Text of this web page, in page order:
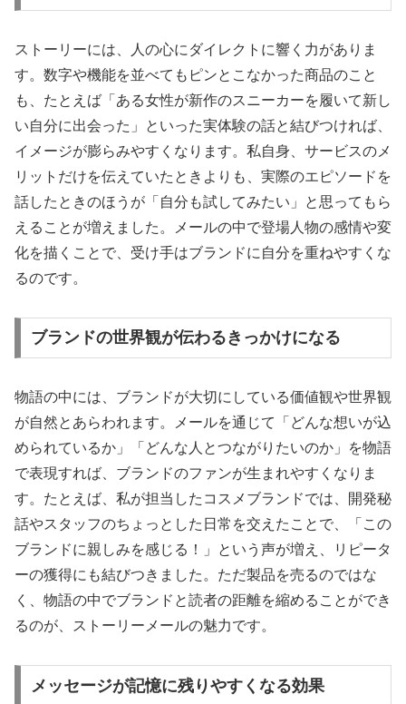
ストーリーには、人の心にダイレクトに響く力がありま
す。数字や機能を並べてもピンとこなかった商品のこと
も、たとえば「ある女性が新作のスニーカーを履いて新し
い自分に出会った」といった実体験の話と結びつければ、
イメージが膨らみやすくなります。私自身、サービスのメ
リットだけを伝えていたときよりも、実際のエピソードを
話したときのほうが「自分も試してみたい」と思ってもら
えることが増えました。メールの中で登場人物の感情や変
化を描くことで、受け手はブランドに自分を重ねやすくな
るのです。
ブランドの世界観が伝わるきっかけになる
物語の中には、ブランドが大切にしている価値観や世界観
が自然とあらわれます。メールを通じて「どんな想いが込
められているか」「どんな人とつながりたいのか」を物語
で表現すれば、ブランドのファンが生まれやすくなりま
す。たとえば、私が担当したコスメブランドでは、開発秘
話やスタッフのちょっとした日常を交えたことで、「この
ブランドに親しみを感じる！」という声が増え、リピータ
ーの獲得にも結びつきました。ただ製品を売るのではな
く、物語の中でブランドと読者の距離を縮めることができ
るのが、ストーリーメールの魅力です。
メッセージが記憶に残りやすくなる効果